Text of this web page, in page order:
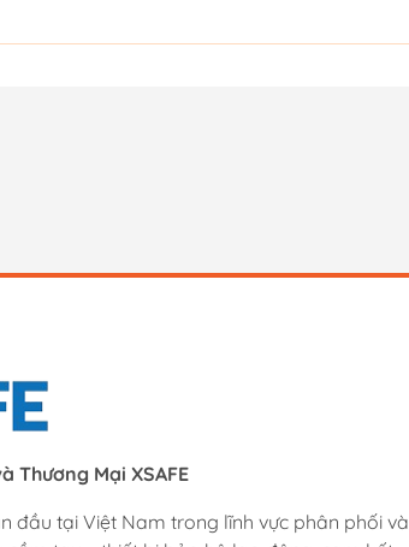
Thương Mại XSAFE
đầu tại Việt Nam trong lĩnh vực phân phối và